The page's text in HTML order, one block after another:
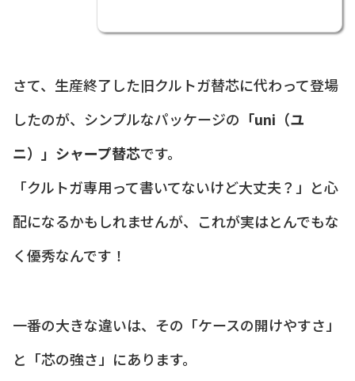
さて、生産終了した旧クルトガ替芯に代わって登場
したのが、シンプルなパッケージの 「uni（ユ
ニ）」シャープ替芯です。
「クルトガ専用って書いてないけど大丈夫？」と心
配になるかもしれませんが、これが実はとんでもな
く優秀なんです！
一番の大きな違いは、その「ケースの開けやすさ」
と「芯の強さ」にあります。